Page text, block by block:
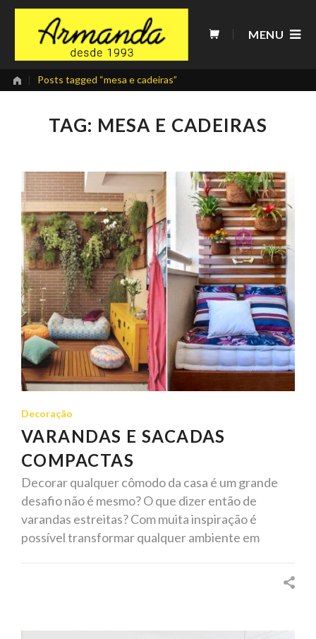
Skip
content
MENU
| Posts tagged “mesa e cadeiras”
TAG: MESA E CADEIRAS
Decoração
VARANDAS E SACADAS
COMPACTAS
Decorar qualquer cômodo da casa é um grande
desafio não é mesmo? O que dizer então de
varandas estreitas? Com muita inspiração é
possível transformar qualquer ambiente em